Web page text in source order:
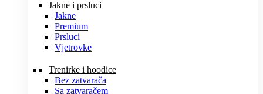
Jakne i prsluci
Jakne
Premium
Prsluci
Vjetrovke
Trenirke i hoodice
Bez zatvarača
Sa zatvaračem